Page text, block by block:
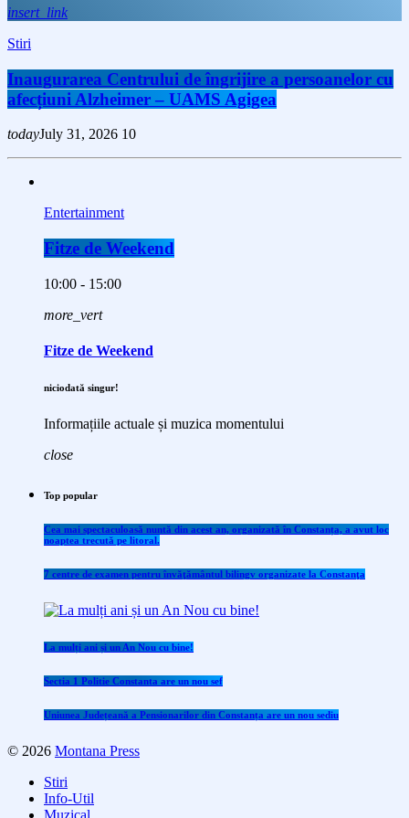
insert_link
Stiri
Inaugurarea Centrului de îngrijire a persoanelor cu
afecțiuni Alzheimer – UAMS Agigea
todayJuly 31, 2026 10
Entertainment
Fitze de Weekend
10:00 - 15:00
more_vert
Fitze de Weekend
niciodată singur!
Informațiile actuale și muzica momentului
close
Top popular
Cea mai spectaculoasă nuntă din acest an, organizată în Constanța, a avut loc
noaptea trecută pe litoral.
7 centre de examen pentru învăţământul bilingv organizate la Constanţa
La mulți ani și un An Nou cu bine!
Sectia 1 Politie Constanta are un nou sef
Uniunea Județeană a Pensionarilor din Constanța are un nou sediu
© 2026 Montana Press
Stiri
Info-Util
Muzical